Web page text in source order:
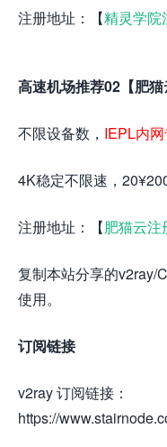
注册地址：【精灵学院
高速机场推荐02【肥猫
不限设备数， IEPL内
4K稳定不限速，
注册地址：【肥猫云注
复制本站分享的v2ray/
使用。
订阅链接
v2ray 订阅链接：
https://